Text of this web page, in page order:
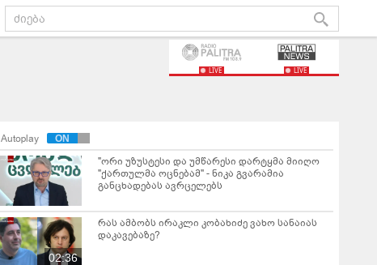
LIVE LIVE
Autoplay
"ორი უზუსტესი და უმწარესი დარტყმა მიიღო
"ქართულმა ოცნებამ" - ნიკა გვარამია
განცხადებას ავრცელებს
02:36
რას ამბობს ირაკლი კობახიძე ვახო სანაიას
დაკავებაზე?